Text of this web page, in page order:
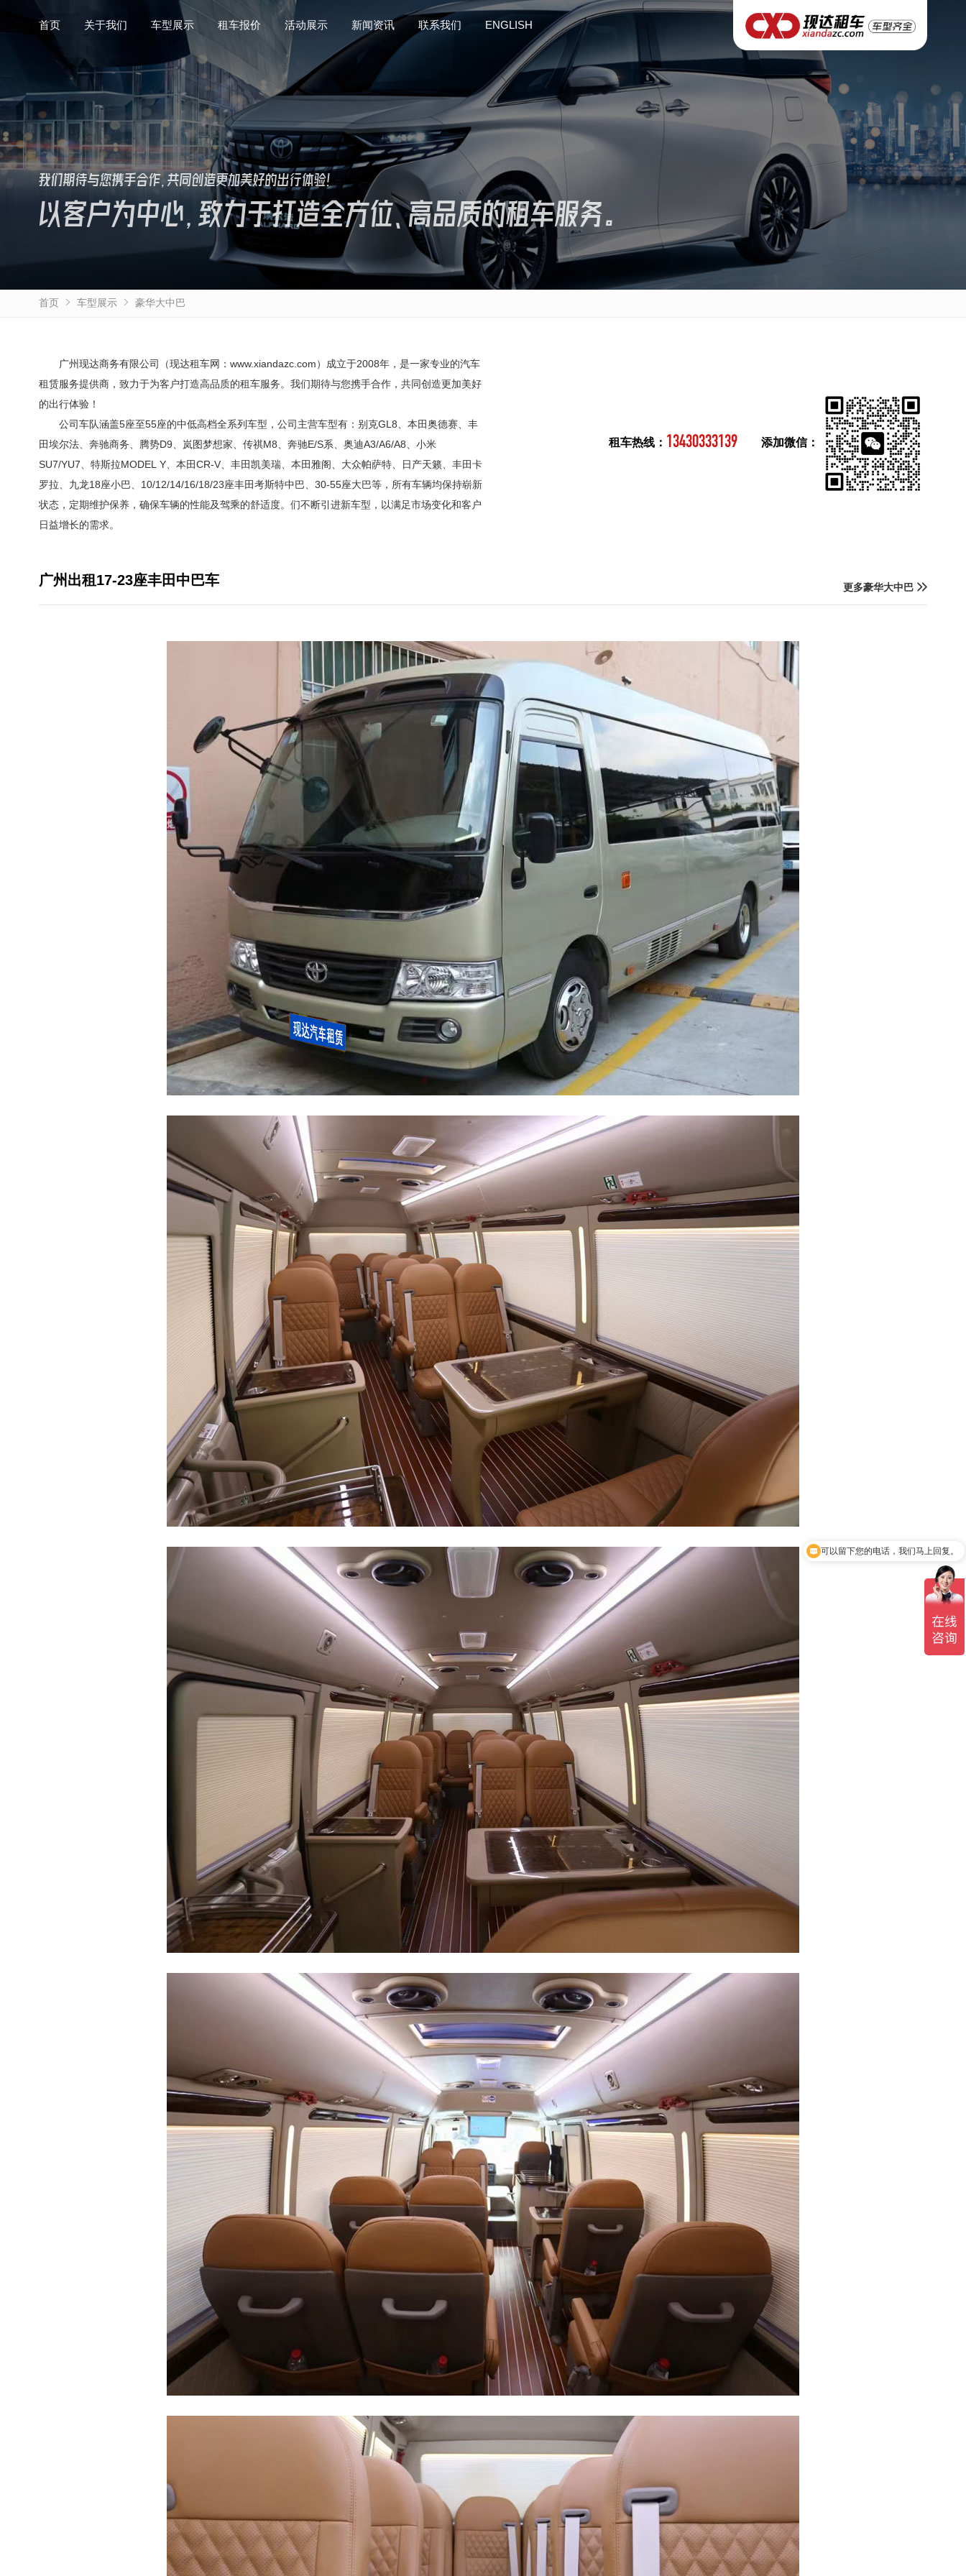
首页 关于我们 车型展示 租车报价 活动展示 新闻资讯 联系我们 ENGLISH
我们期待与您携手合作，共同创造更加美好的出行体验！
以客户为中心，致力于打造全方位、高品质的租车服务。
首页 关于我们 车型展示 租车报价 活动展示 新闻资讯 联系我们 ENGLISH
首页 车型展示 豪华大中巴
广州现达商务有限公司（现达租车网：www.xiandazc.com）成立于2008年，是一家专业的汽车
租赁服务提供商，致力于为客户打造高品质的租车服务。我们期待与您携手合作，共同创造更加美好
的出行体验！
公司车队涵盖5座至55座的中低高档全系列车型，公司主营车型有：别克GL8、本田奥德赛、丰
田埃尔法、奔驰商务、腾势D9、岚图梦想家、传祺M8、奔驰E/S系、奥迪A3/A6/A8、小米
SU7/YU7、特斯拉MODEL Y、本田CR-V、丰田凯美瑞、本田雅阁、大众帕萨特、日产天籁、丰田卡
罗拉、九龙18座小巴、10/12/14/16/18/23座丰田考斯特中巴、30-55座大巴等，所有车辆均保持崭新
状态，定期维护保养，确保车辆的性能及驾乘的舒适度。们不断引进新车型，以满足市场变化和客户
日益增长的需求。
租车热线： 13430333139 添加微信：
更多豪华大中巴
广州出租17-23座丰田中巴车
公司都有什么车型？